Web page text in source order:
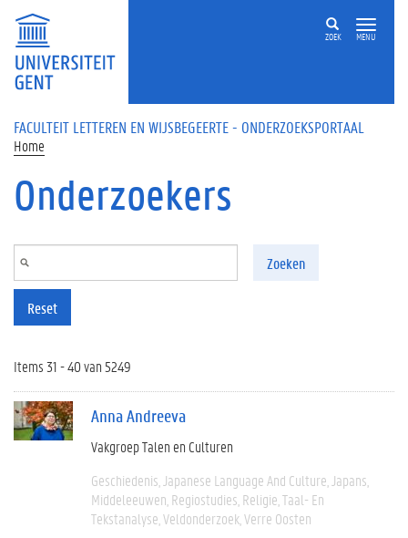
Overslaan en naar de inhoud gaan
ZOEK MENU
FACULTEIT LETTEREN EN WIJSBEGEERTE - ONDERZOEKSPORTAAL
Home
Onderzoekers
Zoeken
Reset
Items 31 - 40 van 5249
Anna Andreeva
Vakgroep Talen en Culturen
Geschiedenis Japanese Language And Culture Japans
Middeleeuwen Regiostudies Religie Taal- En
Tekstanalyse Veldonderzoek Verre Oosten